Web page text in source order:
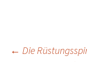
← Die